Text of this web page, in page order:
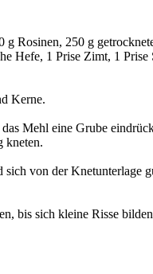
Rosinen, 250 g
Hefe, 1 Prise Zimt, 1 Prise
Kerne.
Mehl eine Grube
kneten.
von der
bis sich kleine Risse